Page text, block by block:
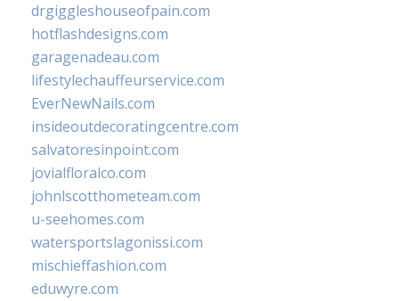
drgiggleshouseofpain.com
hotflashdesigns.com
garagenadeau.com
lifestylechauffeurservice.com
EverNewNails.com
insideoutdecoratingcentre.com
salvatoresinpoint.com
jovialfloralco.com
johnlscotthometeam.com
u-seehomes.com
watersportslagonissi.com
mischieffashion.com
eduwyre.com